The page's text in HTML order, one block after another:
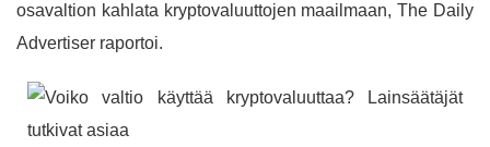
osavaltion kahlata kryptovaluuttojen maailmaan, The Daily
Advertiser raportoi.